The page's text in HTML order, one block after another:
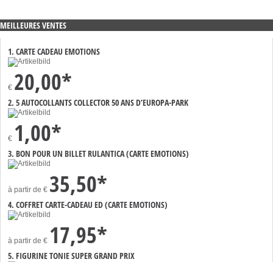
MEILLEURES VENTES
1. CARTE CADEAU EMOTIONS
€ 20,00*
2. 5 AUTOCOLLANTS COLLECTOR 50 ANS D’EUROPA-PARK
€ 1,00*
3. BON POUR UN BILLET RULANTICA (CARTE EMOTIONS)
à partir de € 35,50*
4. COFFRET CARTE-CADEAU ED (CARTE EMOTIONS)
à partir de € 17,95*
5. FIGURINE TONIE SUPER GRAND PRIX